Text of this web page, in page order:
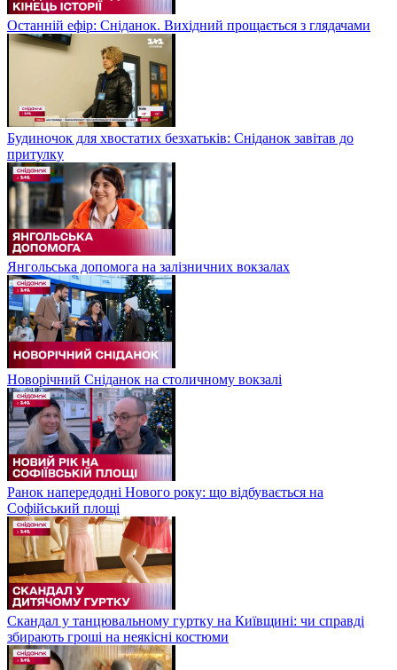
Останній ефір: Сніданок. Вихідний прощається з глядачами
Будиночок для хвостатих безхатьків: Сніданок завітав до
притулку
Янгольська допомога на залізничних вокзалах
Новорічний Сніданок на столичному вокзалі
Ранок напередодні Нового року: що відбувається на
Софійський площі
Скандал у танцювальному гуртку на Київщині: чи справді
збирають гроші на неякісні костюми